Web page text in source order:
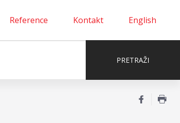
Reference Kontakt English